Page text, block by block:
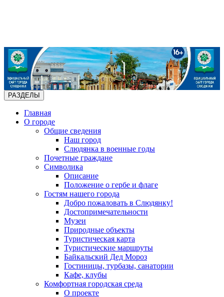
РАЗДЕЛЫ
Главная
О городе
Общие сведения
Наш город
Слюдянка в военные годы
Почетные граждане
Символика
Описание
Положение о гербе и флаге
Гостям нашего города
Добро пожаловать в Слюдянку!
Достопримечательности
Музеи
Природные объекты
Туристическая карта
Туристические маршруты
Байкальский Дед Мороз
Гостиницы, турбазы, санатории
Кафе, клубы
Комфортная городская среда
О проекте